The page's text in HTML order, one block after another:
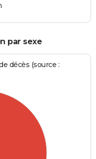
par sexe
décès (source :